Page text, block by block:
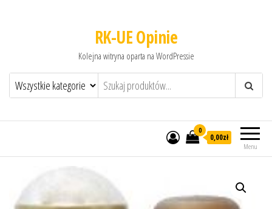
RK-UE Opinie
Kolejna witryna oparta na WordPressie
Menu
0
0,00zł